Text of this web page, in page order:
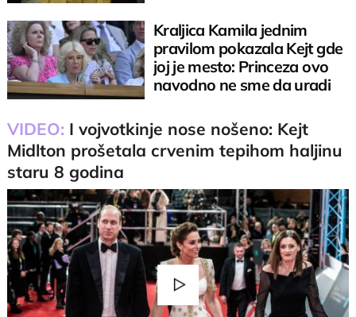
Kraljica Kamila jednim
pravilom pokazala Kejt gde
joj je mesto: Princeza ovo
navodno ne sme da uradi
VIDEO: I vojvotkinje nose nošeno: Kejt
Midlton prošetala crvenim tepihom haljinu
staru 8 godina
Play